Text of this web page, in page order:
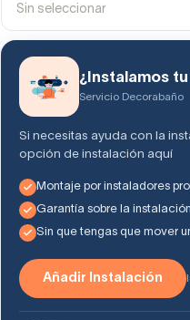
Sin seleccionar
¿Instalamos
Servicio Decorabaño
Si necesitas ayuda con la
opción de instalación aquí
Montaje por instaladores
Garantía sobre la instalación
Sin que tengas que mover
Añadir Instalación